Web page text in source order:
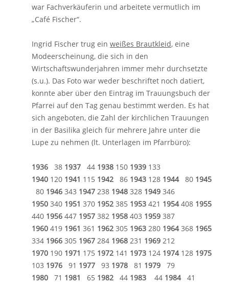
war Fachverkäuferin und arbeitete vermutlich im
„Café Fischer“.
Ingrid Fischer trug ein weißes Brautkleid, eine
Modeerscheinung, die sich in den
Wirtschaftswunderjahren immer mehr durchsetzte
(s.u.). Das Foto war weder beschriftet noch datiert,
konnte aber über den Eintrag im Trauungsbuch der
Pfarrei auf den Tag genau bestimmt werden. Es hat
sich angeboten, die Zahl der kirchlichen Trauungen
in der Basilika gleich für mehrere Jahre unter die
Lupe zu nehmen (lt. Unterlagen im Pfarrbüro):
1936 38 1937 44 1938 150 1939 133
1940 120 1941 115 1942 86 1943 128 194480 1945
80 1946 343 1947 238 1948 328 1949 346
1950 340 1951 370 1952 385 1953 421 1954408 1955
440 1956 447 1957 382 1958 403 1959 387
1960 419 1961 361 1962 305 1963 280 1964368 1965
334 1966 305 1967 284 1968 231 1969 212
1970 190 1971 175 1972 141 1973 124 1974128 1975
103 1976 91 1977 93 1978 81 1979 79
1980 71 1981 65 1982 44 1983 44 198441